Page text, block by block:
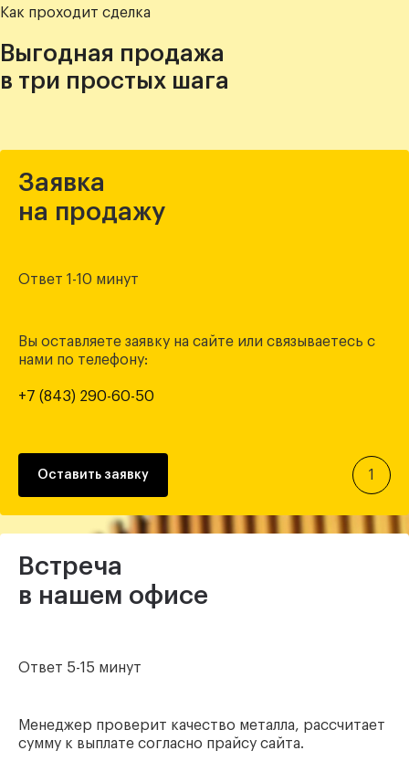
Как проходит сделка
Выгодная продажа
в три простых шага
Заявка
на продажу
Ответ 1-10 минут
Вы оставляете заявку на сайте или связываетесь с
нами по телефону:
+7 (843) 290-60-50
Оставить заявку 1
Встреча
в нашем офисе
Ответ 5-15 минут
Менеджер проверит качество металла, рассчитает
сумму к выплате согласно прайсу сайта.